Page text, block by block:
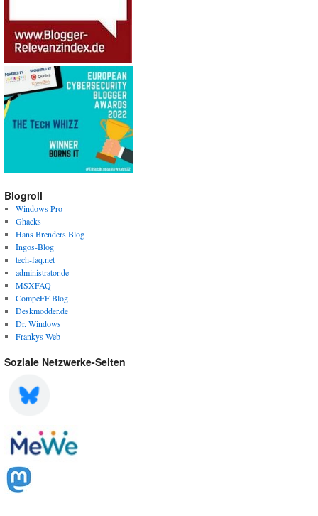
Blogroll
Windows Pro
Ghacks
Hans Brenders Blog
Ingos-Blog
tech-faq.net
administrator.de
MSXFAQ
CompeFF Blog
Deskmodder.de
Dr. Windows
Frankys Web
Soziale Netzwerke-Seiten